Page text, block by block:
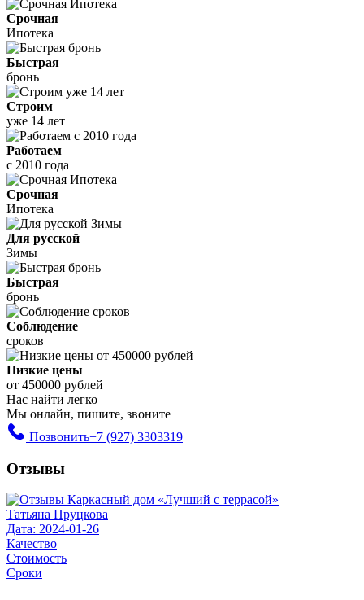
Срочная
Ипотека
Быстрая
бронь
Строим
уже 14 лет
Работаем
с 2010 года
Срочная
Ипотека
Для русской
Зимы
Быстрая
бронь
Соблюдение
сроков
Низкие цены
от 450000 рублей
Нас найти легко
Мы онлайн, пишите, звоните
Позвонить+7 (927) 3303319
Отзывы
Татьяна Пруцкова
Дата: 2024-01-26
Качество
Стоимость
Сроки